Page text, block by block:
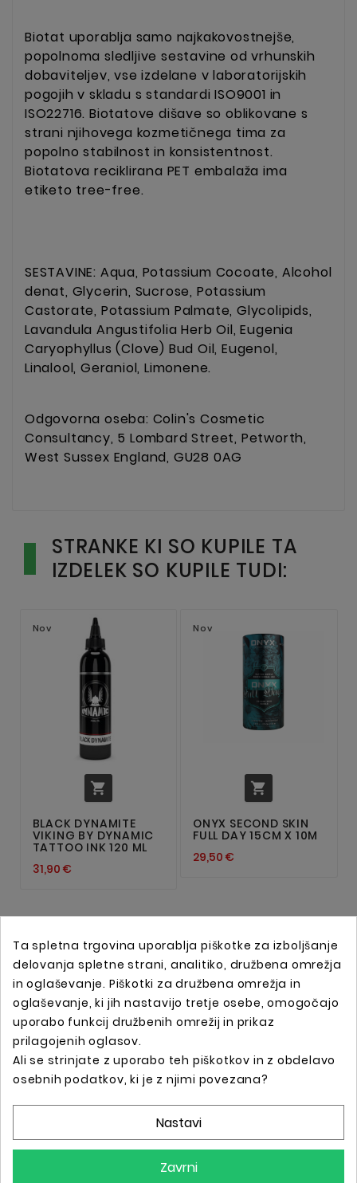
Biotat uporablja samo najkakovostnejše,
popolnoma sledljive sestavine od vrhunskih
dobaviteljev, vse izdelane v laboratorijskih
pogojih v skladu s standardi ISO9001 in
ISO22716. Biotatove dišave so oblikovane s
strani njihovega kozmetičnega tima za
popolno stabilnost in konsistentnost.
Biotatova reciklirana PET embalaža ima
etiketo tree-free.
SESTAVINE: Aqua, Potassium Cocoate, Alcohol
denat, Glycerin, Sucrose, Potassium
Castorate, Potassium Palmate, Glycolipids,
Lavandula Angustifolia Herb Oil, Eugenia
Caryophyllus (Clove) Bud Oil, Eugenol,
Linalool, Geraniol, Limonene.
Odgovorna oseba: Colin's Cosmetic
Consultancy, 5 Lombard Street, Petworth,
West Sussex England, GU28 0AG
STRANKE KI SO KUPILE TA
IZDELEK SO KUPILE TUDI:
Nov

BLACK DYNAMITE
VIKING BY DYNAMIC
TATTOO INK 120 ML
31,90 €
Nov

ONYX SECOND SKIN
FULL DAY 15CM X 10M
29,50 €
Spletna trgovina s profesionalno tattoo opremo !
Ta spletna trgovina uporablja piškotke za izboljšanje
delovanja spletne strani, analitiko, družbena omrežja
in oglaševanje. Piškotki za družbena omrežja in
oglaševanje, ki jih nastavijo tretje osebe, omogočajo
uporabo funkcij družbenih omrežij in prikaz
prilagojenih oglasov.
Ali se strinjate z uporabo teh piškotkov in z obdelavo
osebnih podatkov, ki je z njimi povezana?
Nastavi
Zavrni